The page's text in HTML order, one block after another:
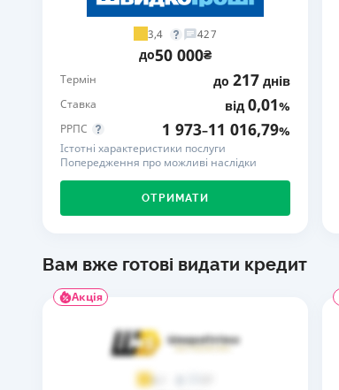
3,4 427
до50 000₴
Термін до 217 днів
Ставка від 0,01%
РРПС 1 973–11 016,79%
Істотні характеристики послуги
Попередження про можливі наслідки
ОТРИМАТИ
Вам вже готові видати кредит
Акція
4,1